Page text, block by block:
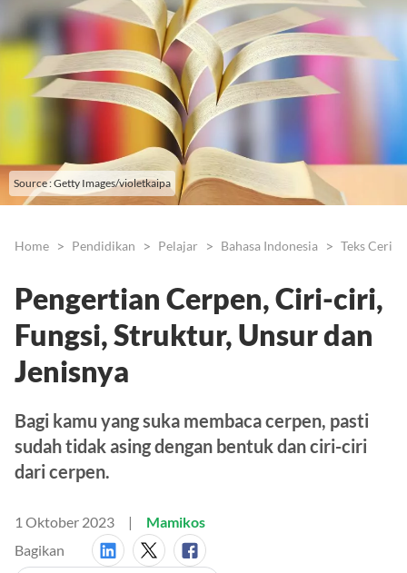
Source : Getty Images/violetkaipa
Home Pendidikan Pelajar Bahasa Indonesia Teks Cerita
Pengertian Cerpen, Ciri-ciri,
Fungsi, Struktur, Unsur dan
Jenisnya
Bagi kamu yang suka membaca cerpen, pasti
sudah tidak asing dengan bentuk dan ciri-ciri
dari cerpen.
1 Oktober 2023
Mamikos
Bagikan